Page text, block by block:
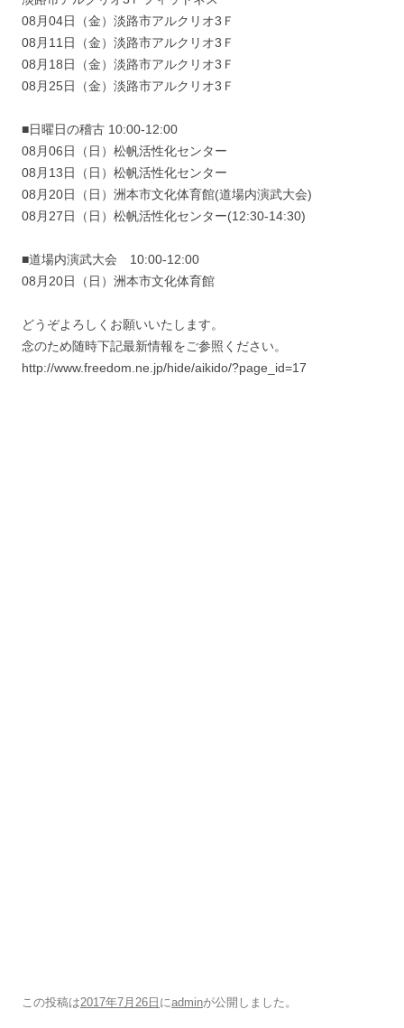
08月04日（金）淡路市アルクリオ3Ｆ
08月11日（金）淡路市アルクリオ3Ｆ
08月18日（金）淡路市アルクリオ3Ｆ
08月25日（金）淡路市アルクリオ3Ｆ
■日曜日の稽古 10:00-12:00
08月06日（日）松帆活性化センター
08月13日（日）松帆活性化センター
08月20日（日）洲本市文化体育館(道場内演武大会)
08月27日（日）松帆活性化センター(12:30-14:30)
■道場内演武大会 10:00-12:00
08月20日（日）洲本市文化体育館
どうぞよろしくお願いいたします。
念のため随時下記最新情報をご参照ください。
http://www.freedom.ne.jp/hide/aikido/?page_id=17
この投稿は2017年7月26日 にadminが公開しました 。